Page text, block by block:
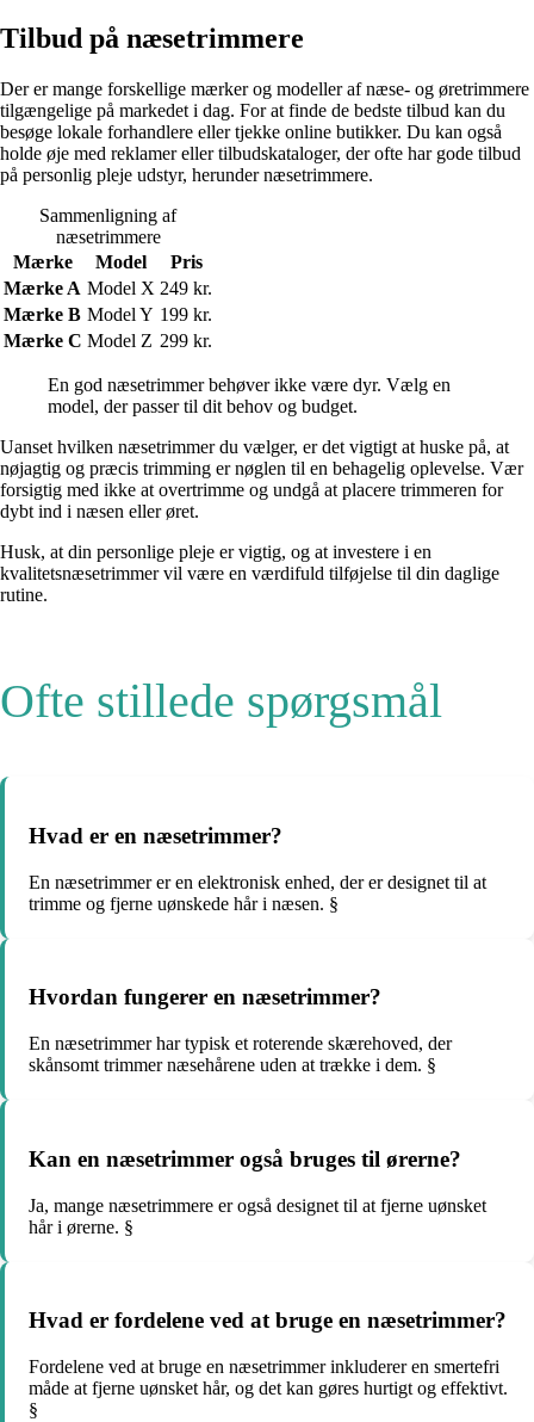
Tilbud på næsetrimmere
Der er mange forskellige mærker og modeller af næse- og øretrimmere
tilgængelige på markedet i dag. For at finde de bedste tilbud kan du
besøge lokale forhandlere eller tjekke online butikker. Du kan også
holde øje med reklamer eller tilbudskataloger, der ofte har gode tilbud
på personlig pleje udstyr, herunder næsetrimmere.
Sammenligning af
næsetrimmere
Mærke
Model
Pris
Mærke A Model X 249 kr.
Mærke B Model Y 199 kr.
Mærke C Model Z 299 kr.
En god næsetrimmer behøver ikke være dyr. Vælg en
model, der passer til dit behov og budget.
Uanset hvilken næsetrimmer du vælger, er det vigtigt at huske på, at
nøjagtig og præcis trimming er nøglen til en behagelig oplevelse. Vær
forsigtig med ikke at overtrimme og undgå at placere trimmeren for
dybt ind i næsen eller øret.
Husk, at din personlige pleje er vigtig, og at investere i en
kvalitetsnæsetrimmer vil være en værdifuld tilføjelse til din daglige
rutine.
Ofte stillede spørgsmål
Hvad er en næsetrimmer?
En næsetrimmer er en elektronisk enhed, der er designet til at
trimme og fjerne uønskede hår i næsen. §
Hvordan fungerer en næsetrimmer?
En næsetrimmer har typisk et roterende skærehoved, der
skånsomt trimmer næsehårene uden at trække i dem. §
Kan en næsetrimmer også bruges til ørerne?
Ja, mange næsetrimmere er også designet til at fjerne uønsket
hår i ørerne. §
Hvad er fordelene ved at bruge en næsetrimmer?
Fordelene ved at bruge en næsetrimmer inkluderer en smertefri
måde at fjerne uønsket hår, og det kan gøres hurtigt og effektivt.
§